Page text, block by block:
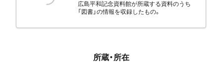
広島平和記念資料館が所蔵する資料のうち
「図書」の情報を収録したもの。
所蔵・所在